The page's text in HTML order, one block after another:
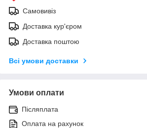
Самовивіз
Доставка кур'єром
Доставка поштою
Всі умови доставки
Умови оплати
Післяплата
Оплата на рахунок